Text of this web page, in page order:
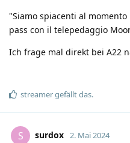
"Siamo spiacenti al
pass con il telepedaggio
Ich frage mal direkt bei A22
streamergefällt das.
S surdox 2. Mai 2024